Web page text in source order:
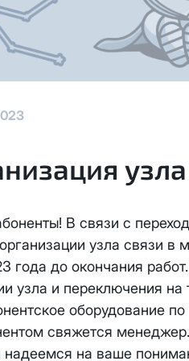
В связи с
узла связи
года до окончания
узла и переключения
оборудование
свяжется
надеемся на ваше
Аренда оборудования
300
500
подключения*
даюсогласие на обработку
Я даю согласие на
данных
Выделение публичного IP
адреса с лицевого счета
Единовременный платеж за
Активация услуги
Ежемесячная абонентская
Оформляя заявку на
Блокировка данной услуги